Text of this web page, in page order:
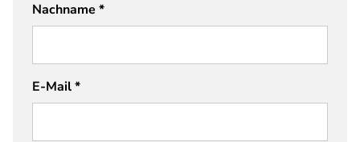
Nachname *
E-Mail*